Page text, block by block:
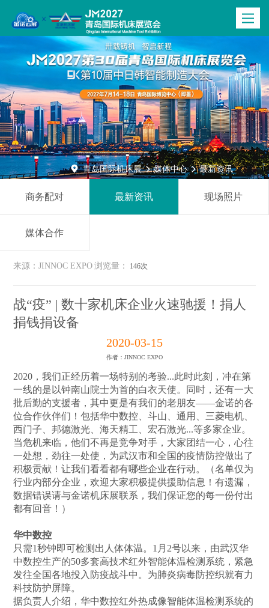
Toggle
 青岛国际机床展  媒体中心  最新资讯
商务配对 最新资讯 现场照片
媒体合作
来源：JINNOC EXPO 浏览量： 146次
战“疫” | 数十家机床企业火速驰援！捐人
捐钱捐设备
2020-03-15
作者：JINNOC EXPO
2020，我们正经历着一场特别的考验...此时此刻，冲在第
一线的是以钟南山院士为首的白衣天使。同时，还有一大
批后勤的支援者，其中更是有我们的老朋友——金诺的各
位合作伙伴们！包括华中数控、斗山、通用、三菱电机、
西门子、邦德激光、海天精工、宏石激光...等多家企业。
当危机来临，他们不再是竞争对手，大家团结一心，心往
一处想，劲往一处使，为武汉市和全国的疫情防控做出了
积极贡献！让我们看看都有哪些企业在行动。（名单仅为
行业内部分企业，欢迎大家积极提供援助信息！有遗漏，
数据错误请与金诺机床展联系，我们保证您的每一份付出
都有回音！）
华中数控
只需1秒钟即可检测出人体体温。1月2号以来，由武汉华
中数控生产的50多套高技术红外智能体温检测系统，紧急
发往全国各地投入防疫战斗中。为肺炎病毒防控织就有力
科技防护屏障。
据负责人介绍，华中数控红外热成像智能体温检测系统的